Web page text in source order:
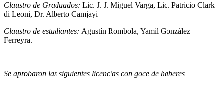
Claustro de Graduados: Lic. J. J. Miguel Varga, Lic. Patricio Clark
di Leoni, Dr. Alberto Camjayi
Claustro de estudiantes: Agustín Rombola, Yamil González
Ferreyra.
Se aprobaron las siguientes licencias con goce de haberes